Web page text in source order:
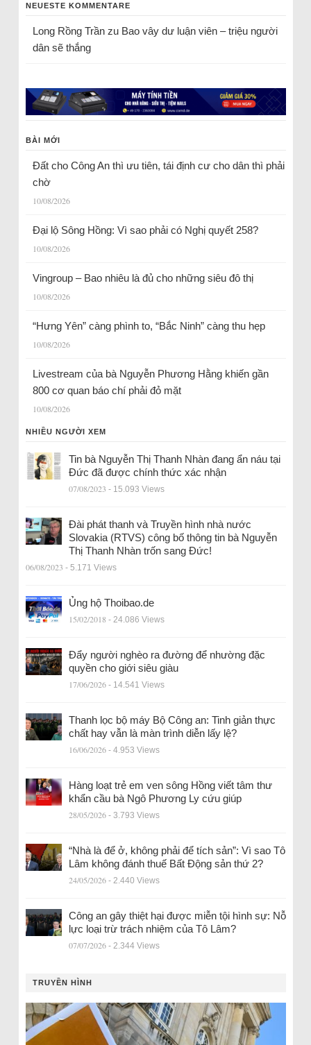
NEUESTE KOMMENTARE
Long Rồng Trầnzu Bao vây dư luận viên – triệu người
dân sẽ thắng
BÀI MỚI
Đất cho Công An thì ưu tiên, tái định cư cho dân thì phải
chờ
10/08/2026
Đại lộ Sông Hồng: Vì sao phải có Nghị quyết 258?
10/08/2026
Vingroup – Bao nhiêu là đủ cho những siêu đô thị
10/08/2026
“Hưng Yên” càng phình to, “Bắc Ninh” càng thu hẹp
10/08/2026
Livestream của bà Nguyễn Phương Hằng khiến gần
800 cơ quan báo chí phải đỏ mặt
10/08/2026
NHIỀU NGƯỜI XEM
Tin bà Nguyễn Thị Thanh Nhàn đang ẩn náu tại
Đức đã được chính thức xác nhận
07/08/2023 - 15.093 Views
Đài phát thanh và Truyền hình nhà nước
Slovakia (RTVS) công bố thông tin bà Nguyễn
Thị Thanh Nhàn trốn sang Đức!
06/08/2023 - 5.171 Views
Ủng hộ Thoibao.de
15/02/2018 - 24.086 Views
Đẩy người nghèo ra đường để nhường đặc
quyền cho giới siêu giàu
17/06/2026 - 14.541 Views
Thanh lọc bộ máy Bộ Công an: Tinh giản thực
chất hay vẫn là màn trình diễn lấy lệ?
16/06/2026 - 4.953 Views
Hàng loạt trẻ em ven sông Hồng viết tâm thư
khẩn cầu bà Ngô Phương Ly cứu giúp
28/05/2026 - 3.793 Views
“Nhà là để ở, không phải để tích sản”: Vì sao Tô
Lâm không đánh thuế Bất Động sản thứ 2?
24/05/2026 - 2.440 Views
Công an gây thiệt hại được miễn tội hình sự: Nỗ
lực loại trừ trách nhiệm của Tô Lâm?
07/07/2026 - 2.344 Views
TRUYỀN HÌNH